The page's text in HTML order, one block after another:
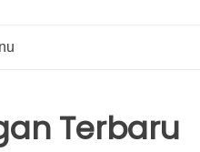
Terbaru